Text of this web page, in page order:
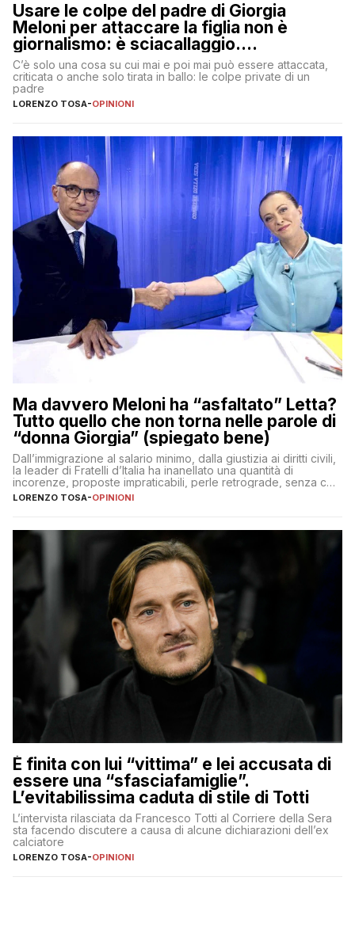
Usare le colpe del padre di Giorgia
Meloni per attaccare la figlia non è
giornalismo: è sciacallaggio.
Dimostriamo di essere diversi
C’è solo una cosa su cui mai e poi mai può essere attaccata,
criticata o anche solo tirata in ballo: le colpe private di un
padre
LORENZO TOSA-OPINIONI
Ma davvero Meloni ha “asfaltato” Letta?
Tutto quello che non torna nelle parole di
“donna Giorgia” (spiegato bene)
Dall’immigrazione al salario minimo, dalla giustizia ai diritti civili,
la leader di Fratelli d’Italia ha inanellato una quantità di
incorenze, proposte impraticabili, perle retrograde, senza che
nessuno – a destra come a sinistra – glielo abbia fatto notare
LORENZO TOSA-OPINIONI
È finita con lui “vittima” e lei accusata di
essere una “sfasciafamiglie”.
L’evitabilissima caduta di stile di Totti
L’intervista rilasciata da Francesco Totti al Corriere della Sera
sta facendo discutere a causa di alcune dichiarazioni dell’ex
calciatore
LORENZO TOSA-OPINIONI